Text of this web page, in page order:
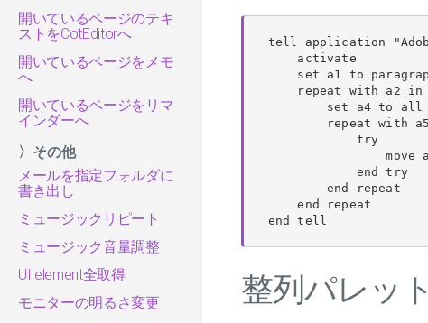
開いているページのテキ
ストをCotEditorへ
開いているページをメモ
へ
開いているページをリマ
インダーへ
〉その他
メールを指定フォルダに
書き出し
ミュージックリピート
ミュージック音量調整
UI element全取得
モニターの明るさ変更
tell application
    activate
set a1 to
repeat with a2 in
set a4 to
repeat with
            try
move
            end try
        end repeat
    end repeat
end tell
整列パレッ